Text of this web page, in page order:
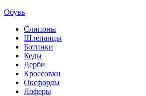
Обувь
Слипоны
Шлепанцы
Ботинки
Кеды
Дерби
Кроссовки
Оксфорды
Лоферы